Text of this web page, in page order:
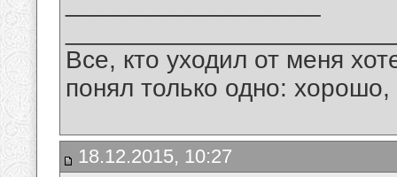
Все, кто уходил от меня
понял только одно:
18.12.2015, 10:27